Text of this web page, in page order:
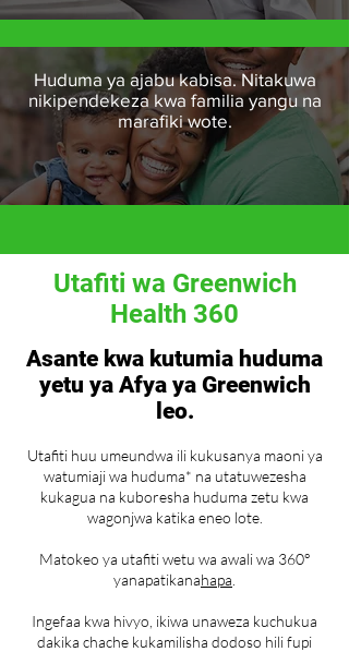
Huduma ya ajabu kabisa. Nitakuwa
nikipendekeza kwa familia yangu na
marafiki wote.
Utafiti wa Greenwich
Health 360
Asante kwa kutumia huduma
yetu ya Afya ya Greenwich
leo.
Utafiti huu umeundwa ili kukusanya maoni ya
watumiaji wa huduma* na utatuwezesha
kukagua na kuboresha huduma zetu kwa
wagonjwa katika eneo lote.
Matokeo ya utafiti wetu wa awali wa 360°
yanapatikanahapa
Ingefaa kwa hivyo, ikiwa unaweza kuchukua
dakika chache kukamilisha dodoso hili fupi